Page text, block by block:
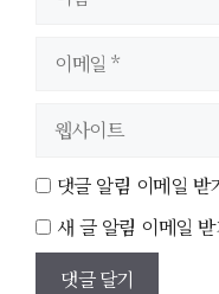
이
트
댓글 알림 이메일 받
새 글 알림 이메일 받